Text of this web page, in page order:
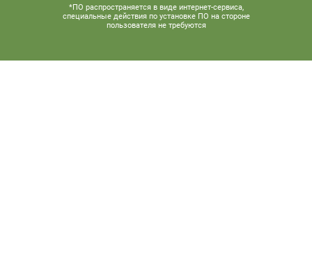
*ПО распространяется в виде интернет-сервиса,
специальные действия по установке ПО на стороне
пользователя не требуются